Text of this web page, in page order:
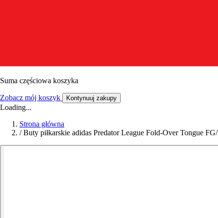
Suma częściowa koszyka
Zobacz mój koszyk Kontynuuj zakupy
Loading...
Strona główna
/ Buty piłkarskie adidas Predator League Fold-Over Tongue